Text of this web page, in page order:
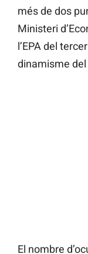
més de dos
Ministeri
l’EPA del
dinamisme del
El nombre